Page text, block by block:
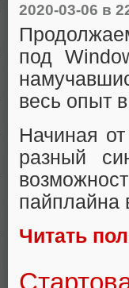
2020-03-06 в
под
весь опыт
Начиная
разный
пайплайна
Читать